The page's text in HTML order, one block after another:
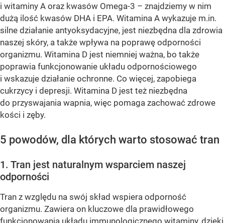
i witaminy A oraz kwasów Omega-3 – znajdziemy w nim
dużą ilość kwasów DHA i EPA. Witamina A wykazuje m.in.
silne działanie antyoksydacyjne, jest niezbędna dla zdrowia
naszej skóry, a także wpływa na poprawę odporności
organizmu. Witamina D jest niemniej ważna, bo także
poprawia funkcjonowanie układu odpornościowego
i wskazuje działanie ochronne. Co więcej, zapobiega
cukrzycy i depresji. Witamina D jest też niezbędna
do przyswajania wapnia, więc pomaga zachować zdrowe
kości i zęby.
5 powodów, dla których warto stosować tran
1. Tran jest naturalnym wsparciem naszej
odporności
Tran z względu na swój skład wspiera odporność
organizmu. Zawiera on kluczowe dla prawidłowego